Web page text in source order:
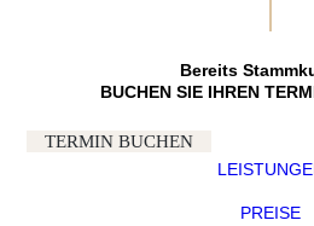
Bereits
BUCHEN SIE IHREN
TERMIN BUCHEN
PREISE